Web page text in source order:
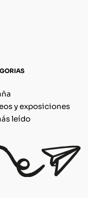
y exposiciones
leído